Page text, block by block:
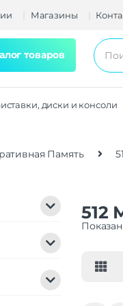
Магазины
товаров
диски и консоли
Память
512